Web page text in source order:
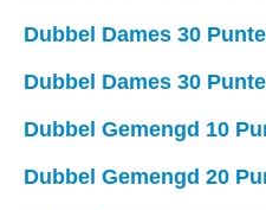
Dubbel Dames 30
Dubbel Dames 30
Dubbel Gemengd 10
Dubbel Gemengd 20